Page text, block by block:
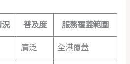
況 普及度 服務覆蓋範圍
廣泛 全港覆蓋